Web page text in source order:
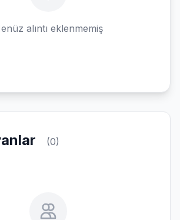
alıntı eklenmemiş
(0)